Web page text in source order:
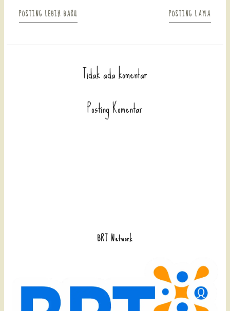
POSTING LEBIH BARU POSTING LAMA
Tidak ada komentar
Posting Komentar
BRT Network